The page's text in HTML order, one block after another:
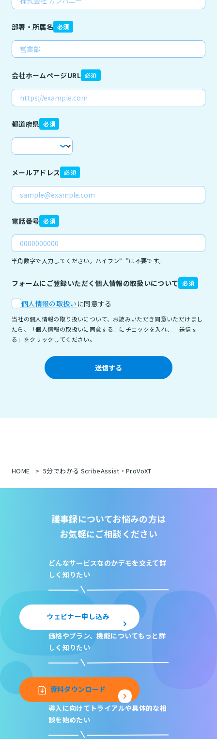
HOME 5分でわかる ScribeAssist・ProVoXT
議事録についてお悩みの方は
お気軽にご相談ください
どんなサービスなのかデモを交えて詳
しく知りたい
ウェビナー申し込み
価格やプラン、機能についてもっと詳
しく知りたい
資料ダウンロード
導入に向けてトライアルや具体的な相
談を始めたい